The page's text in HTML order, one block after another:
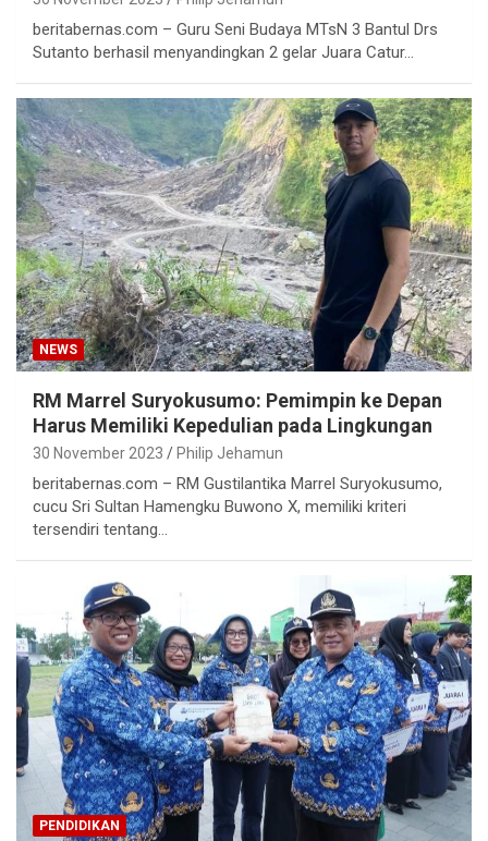
beritabernas.com – Guru Seni Budaya MTsN 3 Bantul Drs
Sutanto berhasil menyandingkan 2 gelar Juara Catur…
NEWS
RM Marrel Suryokusumo: Pemimpin ke Depan
Harus Memiliki Kepedulian pada Lingkungan
30 November 2023 Philip Jehamun
beritabernas.com – RM Gustilantika Marrel Suryokusumo,
cucu Sri Sultan Hamengku Buwono X, memiliki kriteri
tersendiri tentang…
PENDIDIKAN